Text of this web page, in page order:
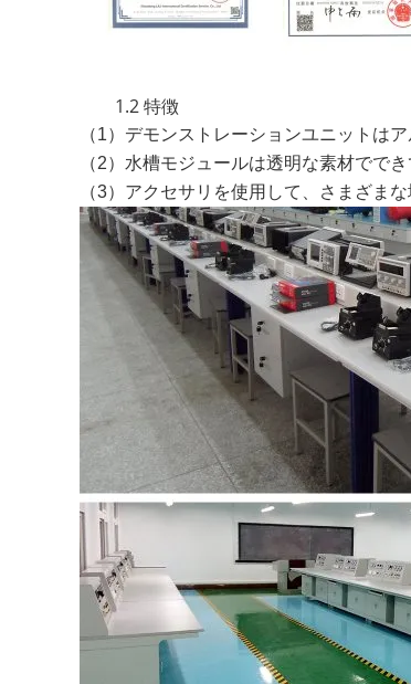
1.2 特徴
（1）デモンストレーションユニットは
（2）水槽モジュールは透明な素材でで
（3）アクセサリを使用して、さまざま